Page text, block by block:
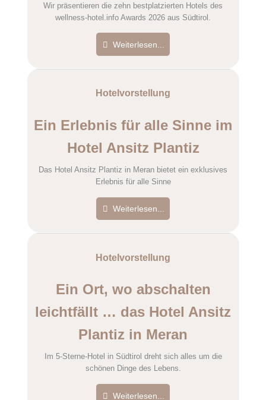
Wir präsentieren die zehn bestplatzierten Hotels des
wellness-hotel.info Awards 2026 aus Südtirol.
Weiterlesen...
Ein Erlebnis für alle Sinne im
Hotel Ansitz Plantiz
Hotelvorstellung
Das Hotel Ansitz Plantiz in Meran bietet ein exklusives
Erlebnis für alle Sinne
Weiterlesen...
Ein Ort, wo abschalten
leichtfällt … das Hotel Ansitz
Plantiz in Meran
Hotelvorstellung
Im 5-Sterne-Hotel in Südtirol dreht sich alles um die
schönen Dinge des Lebens.
Weiterlesen...